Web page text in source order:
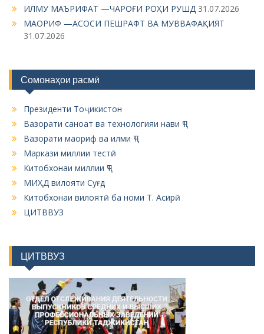
o
n
ИЛМУ МАЪРИФАТ —ЧАРОҒИ РОҲИ РУШД 31.07.2026
МАОРИФ —АСОСИ ПЕШРАФТ ВА МУВВАФАҚИЯТ
31.07.2026
Сомонаҳои расмӣ
Президенти Тоҷикистон
Вазорати саноат ва технологияи нави ҶТ
Вазорати маориф ва илми ҶТ
Маркази миллии тестӣ
Китобхонаи миллии ҶТ
МИҲД вилояти Суғд
Китобхонаи вилоятӣ ба номи Т. Асирӣ
ЦИТВВУЗ
ЦИТВВУЗ